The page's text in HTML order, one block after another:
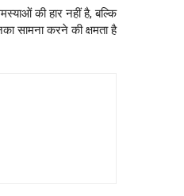
की हार नहीं है, बल्कि
सामना करने की क्षमता है